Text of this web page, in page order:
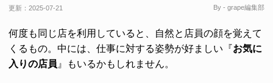
更新： 2025-07-21 By - grape編集部
何度も同じ店を利用していると、自然と店員の顔を覚えて
くるもの。中には、仕事に対する姿勢が好ましい『お気に
入りの店員 』もいるかもしれません。